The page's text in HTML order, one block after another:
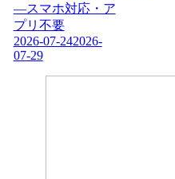
―スマホ対応・ア
プリ不要
2026-07-242026-
07-29